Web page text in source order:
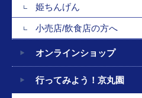
姫ちんげん
小売店/飲食店の方へ
オンラインショップ
行ってみよう！京丸園